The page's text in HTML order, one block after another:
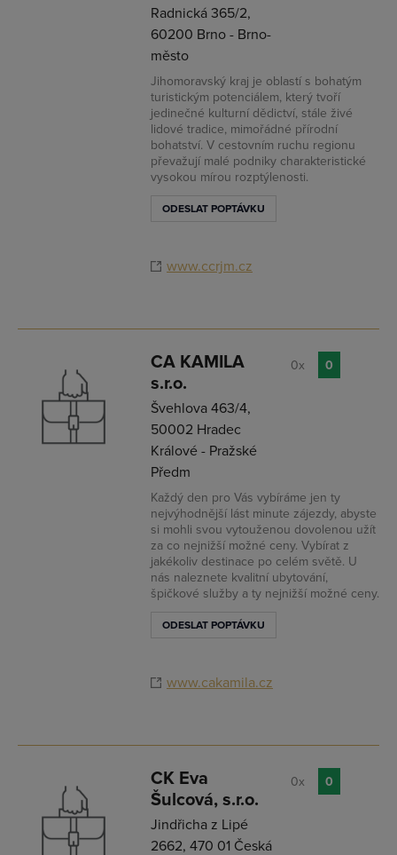
Radnická 365/2,
60200 Brno - Brno-
město
Jihomoravský kraj je oblastí s bohatým
turistickým potenciálem, který tvoří
jedinečné kulturní dědictví, stále živé
lidové tradice, mimořádné přírodní
bohatství. V cestovním ruchu regionu
převažují malé podniky charakteristické
vysokou mírou rozptýlenosti.
ODESLAT POPTÁVKU
www.ccrjm.cz
CA KAMILA
s.r.o.
Švehlova 463/4,
50002 Hradec
Králové - Pražské
Předm
Každý den pro Vás vybíráme jen ty
nejvýhodnější lást minute zájezdy, abyste
si mohli svou vytouženou dovolenou užít
za co nejnižší možné ceny. Vybírat z
jakékoliv destinace po celém světě. U
nás naleznete kvalitní ubytování,
špičkové služby a ty nejnižší možné ceny.
ODESLAT POPTÁVKU
www.cakamila.cz
0x 0
CK Eva
Šulcová, s.r.o.
Jindřicha z Lipé
2662, 470 01 Česká
0x 0